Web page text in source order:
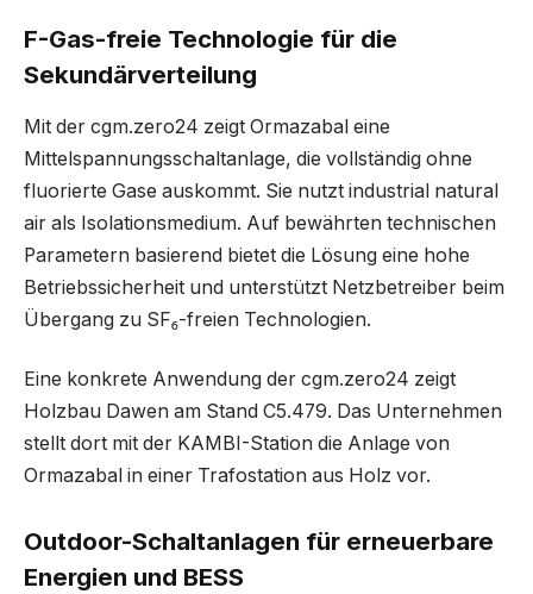
F-Gas-freie Technologie für die
Sekundärverteilung
Mit der cgm.zero24 zeigt Ormazabal eine
Mittelspannungsschaltanlage, die vollständig ohne
fluorierte Gase auskommt. Sie nutzt industrial natural
air als Isolationsmedium. Auf bewährten technischen
Parametern basierend bietet die Lösung eine hohe
Betriebssicherheit und unterstützt Netzbetreiber beim
Übergang zu SF₆-freien Technologien.
Eine konkrete Anwendung der cgm.zero24 zeigt
Holzbau Dawen am Stand C5.479. Das Unternehmen
stellt dort mit der KAMBI-Station die Anlage von
Ormazabal in einer Trafostation aus Holz vor.
Outdoor-Schaltanlagen für erneuerbare
Energien und BESS